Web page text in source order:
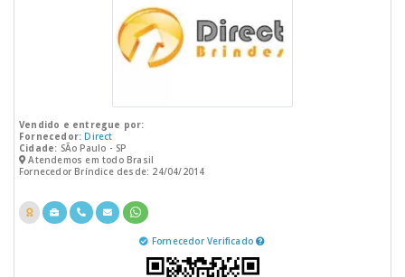
Vendido e entregue por:
Fornecedor: Direct
Cidade: SÃo Paulo - SP
Atendemos em todo Brasil
Fornecedor Bríndice desde: 24/04/2014
Fornecedor Verificado